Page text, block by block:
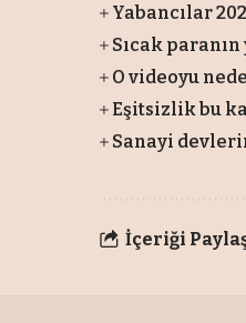
Yabancılar
Sıcak
O videoyu
Eşitsizlik bu
Sanayi
İçeriği